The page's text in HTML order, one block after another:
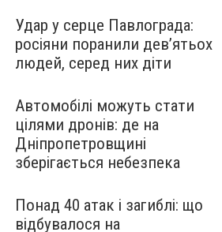
Удар у серце Павлограда:
росіяни поранили дев’ятьох
людей, серед них діти
Автомобілі можуть стати
цілями дронів: де на
Дніпропетровщині
зберігається небезпека
Понад 40 атак і загиблі: що
відбувалося на